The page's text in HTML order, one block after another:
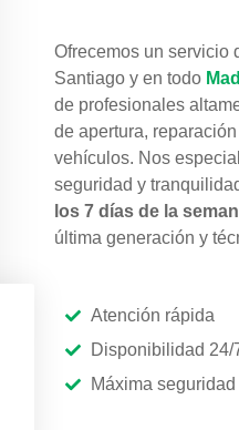
Ofrecemos un servicio
Santiago y en todo
de profesionales
de apertura,
vehículos. Nos
seguridad y
los 7 días de la
última generación y
Atención rápida
Disponibilidad 24/
Máxima seguridad